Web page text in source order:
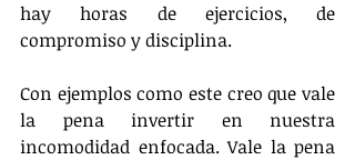
hay horas de ejercicios, de
compromiso y disciplina.
Con ejemplos como este creo que vale
la pena invertir en nuestra
incomodidad enfocada. Vale la pena